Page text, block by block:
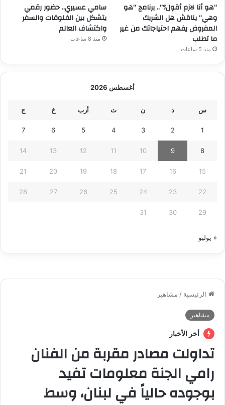
“هو أنا لازم أقول؟”.. برنامج “هو
وهي” يناقش هل الشريك
المفروض يفهم احتياجاتك من غير
ما تطلب
منذ 5 ساعات
سامي عسيري.. حضور رقمي
يتشكل بين الفلوقات والسفر
واكتشاف العالم
منذ 8 ساعات
أغسطس 2026
س د ن ث أرب خ ج
1
2
3
4
5
6
7
8
9
10
11
12
13
14
15
16
17
18
19
20
21
22
23
24
25
26
27
28
29
30
31
« يوليو